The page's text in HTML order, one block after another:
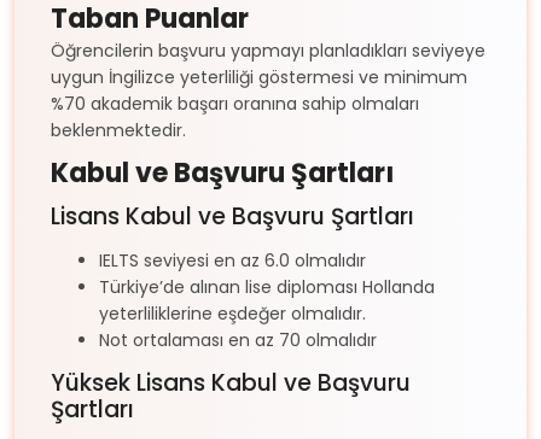
Taban Puanlar
Öğrencilerin başvuru yapmayı planladıkları seviyeye
uygun İngilizce yeterliliği göstermesi ve minimum
%70 akademik başarı oranına sahip olmaları
beklenmektedir.
Kabul ve Başvuru Şartları
Lisans Kabul ve Başvuru Şartları
IELTS seviyesi en az 6.0 olmalıdır
Türkiye’de alınan lise diploması Hollanda
yeterliliklerine eşdeğer olmalıdır.
Not ortalaması en az 70 olmalıdır
Yüksek Lisans Kabul ve Başvuru
Şartları